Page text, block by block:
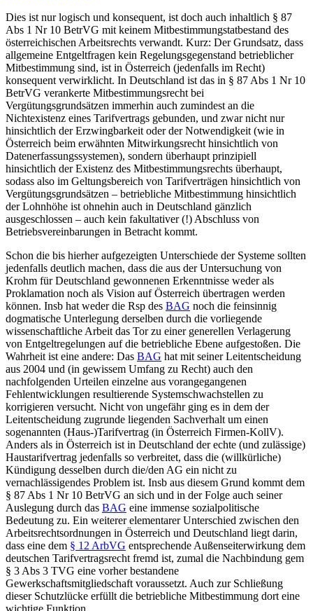
Dies ist nur logisch und konsequent, ist doch auch inhaltlich § 87
Abs 1 Nr 10 BetrVG mit keinem Mitbestimmungstatbestand des
österreichischen Arbeitsrechts verwandt. Kurz: Der Grundsatz, dass
allgemeine Entgeltfragen kein Regelungsgegenstand betrieblicher
Mitbestimmung sind, ist in Österreich (jedenfalls im Recht)
konsequent verwirklicht. In Deutschland ist das in § 87 Abs 1 Nr 10
BetrVG verankerte Mitbestimmungsrecht bei
Vergütungsgrundsätzen immerhin auch zumindest an die
Nichtexistenz eines Tarifvertrags gebunden, und zwar nicht nur
hinsichtlich der Erzwingbarkeit oder der Notwendigkeit (wie in
Österreich beim erwähnten Mitwirkungsrecht hinsichtlich von
Datenerfassungssystemen), sondern überhaupt prinzipiell
hinsichtlich der Existenz des Mitbestimmungsrechts überhaupt,
sodass also im Geltungsbereich von Tarifverträgen hinsichtlich von
Vergütungsgrundsätzen – betriebliche Mitbestimmung hinsichtlich
der Lohnhöhe ist ohnehin auch in Deutschland gänzlich
ausgeschlossen – auch kein fakultativer (!) Abschluss von
Betriebsvereinbarungen in Betracht kommt.
Schon die bis hierher aufgezeigten Unterschiede der Systeme sollten
jedenfalls deutlich machen, dass die aus der Untersuchung von
Krohm für Deutschland gewonnenen Erkenntnisse weder als
Proklamation noch als Vision auf Österreich übertragen werden
können. Insb hat weder die Rsp des BAG noch die feinsinnig
dogmatische Unterlegung derselben durch die vorliegende
wissenschaftliche Arbeit das Tor zu einer generellen Verlagerung
von Entgeltregelungen auf die betriebliche Ebene aufgestoßen. Die
Wahrheit ist eine andere: Das BAG hat mit seiner Leitentscheidung
aus 2004 und (in gewissem Umfang zu Recht) auch den
nachfolgenden Urteilen einzelne aus vorangegangenen
Fehlentwicklungen resultierende Systemschwachstellen zu
korrigieren versucht. Nicht von ungefähr ging es in dem der
Leitentscheidung zugrunde liegenden Sachverhalt um einen
sogenannten (Haus-)Tarifvertrag (in Österreich Firmen-KollV).
Anders als in Österreich ist in Deutschland der echte (und zulässige)
Haustarifvertrag jedenfalls so verbreitet, dass die (willkürliche)
Kündigung desselben durch die/den AG ein nicht zu
vernachlässigendes Problem ist. Insb aus diesem Grund kommt dem
§ 87 Abs 1 Nr 10 BetrVG an sich und in der Folge auch seiner
Auslegung durch das BAG eine immense sozialpolitische
Bedeutung zu. Ein weiterer elementarer Unterschied zwischen den
Arbeitsrechtsordnungen in Österreich und Deutschland liegt darin,
dass eine dem § 12 ArbVG entsprechende Außenseiterwirkung dem
deutschen Tarifvertragsrecht fremd ist, zumal die Nachbindung gem
§ 3 Abs 3 TVG eine vorher bestandene
Gewerkschaftsmitgliedschaft voraussetzt. Auch zur Schließung
dieser Schutzlücke erfüllt die betriebliche Mitbestimmung dort eine
wichtige Funktion.